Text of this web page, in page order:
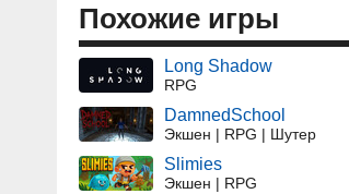
Похожие игры
Long Shadow
RPG
DamnedSchool
Экшен | RPG | Шутер
Slimies
Экшен | RPG